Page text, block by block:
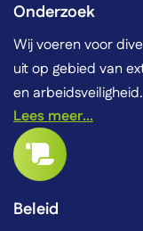
Onderzoek
Wij voeren voor
uit op gebied van
en arbeidsveiligheid.
Lees meer...
Beleid